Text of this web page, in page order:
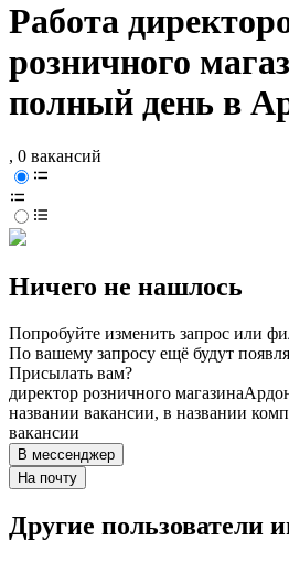
Работа
розничного
полный день в
, 0 вакансий
Ничего не нашлось
Попробуйте изменить запрос или
По вашему запросу ещё будут
Присылать вам?
директор розничного магазина
названии вакансии, в названии
вакансии
В мессенджер
На почту
Другие пользователи